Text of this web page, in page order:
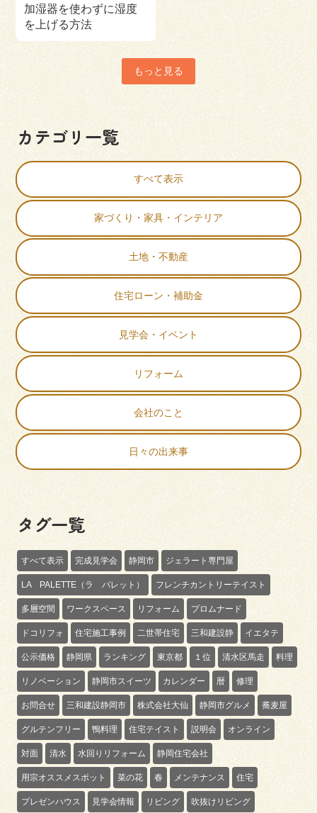
加湿器を使わずに湿度
を上げる方法
もっと見る
カテゴリ一覧
すべて表示
家づくり・家具・インテリア
土地・不動産
住宅ローン・補助金
見学会・イベント
リフォーム
会社のこと
日々の出来事
タグ一覧
すべて表示 完成見学会 静岡市 ジェラート専門屋
LA PALETTE（ラ パレット） フレンチカントリーテイスト
多層空間 ワークスペース リフォーム プロムナード
ドコリフォ 住宅施工事例 二世帯住宅 三和建設静 イエタテ
公示価格 静岡県 ランキング 東京都 １位 清水区馬走 料理
リノベーション 静岡市スイーツ カレンダー 暦 修理
お問合せ 三和建設静岡市 株式会社大仙 静岡市グルメ 蕎麦屋
グルテンフリー 鴨料理 住宅テイスト 説明会 オンライン
対面 清水 水回りリフォーム 静岡住宅会社
用宗オススメスポット 菜の花 春 メンテナンス 住宅
プレゼンハウス 見学会情報 リビング 吹抜けリビング